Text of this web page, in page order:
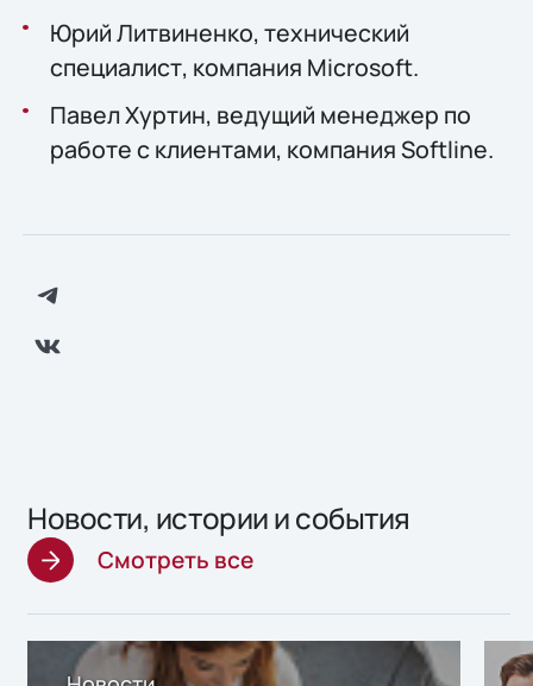
Юрий Литвиненко, технический
специалист, компания Microsoft.
Павел Хуртин, ведущий менеджер по
работе с клиентами, компания Softline.
Новости, истории и события
Смотреть все